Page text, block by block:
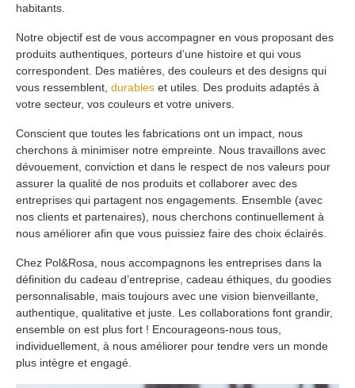
habitants.
Notre objectif est de vous accompagner en vous proposant des
produits authentiques, porteurs d’une histoire et qui vous
correspondent. Des matières, des couleurs et des designs qui
vous ressemblent, durables et utiles. Des produits adaptés à
votre secteur, vos couleurs et votre univers.
Conscient que toutes les fabrications ont un impact, nous
cherchons à minimiser notre empreinte. Nous travaillons avec
dévouement, conviction et dans le respect de nos valeurs pour
assurer la qualité de nos produits et collaborer avec des
entreprises qui partagent nos engagements. Ensemble (avec
nos clients et partenaires), nous cherchons continuellement à
nous améliorer afin que vous puissiez faire des choix éclairés.
Chez Pol&Rosa, nous accompagnons les entreprises dans la
définition du cadeau d’entreprise, cadeau éthiques, du goodies
personnalisable, mais toujours avec une vision bienveillante,
authentique, qualitative et juste. Les collaborations font grandir,
ensemble on est plus fort ! Encourageons-nous tous,
individuellement, à nous améliorer pour tendre vers un monde
plus intègre et engagé.